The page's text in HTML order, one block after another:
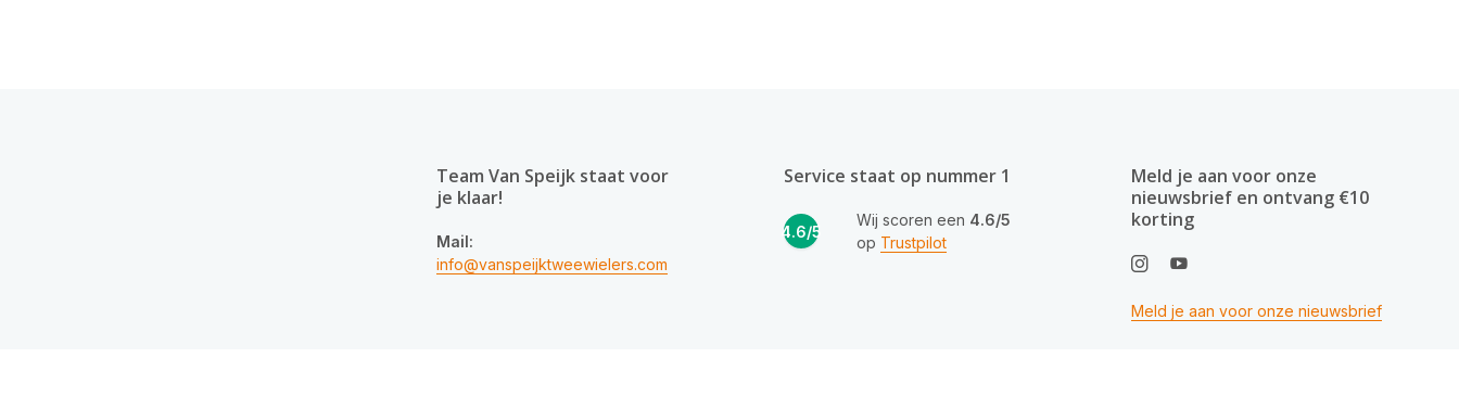
Team Van Speijk staat voor
je klaar!
Mail:
info@vanspeijktweewielers.com
Service staat op nummer 1
4.6/5
Wij scoren een 4.6/5
op Trustpilot
Meld je aan voor onze
nieuwsbrief en ontvang €10
korting
Meld je aan voor onze nieuwsbrief